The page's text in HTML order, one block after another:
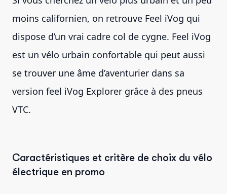
moins californien, on retrouve Feel iVog qui
dispose d’un vrai cadre col de cygne. Feel iVog
est un vélo urbain confortable qui peut aussi
se trouver une âme d’aventurier dans sa
version feel iVog Explorer grâce à des pneus
VTC.
Caractéristiques et critère de choix du vélo
électrique en promo